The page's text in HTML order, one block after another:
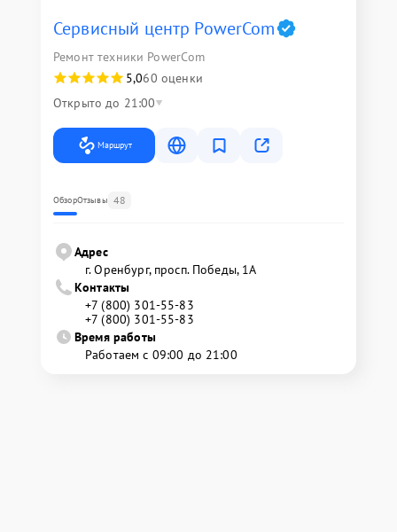
Сервисный центр PowerCom
Ремонт техники PowerCom
5,060 оценки
Открыто до 21:00
Маршрут
ОбзорОтзывы 48
Адрес
г. Оренбург, просп. Победы, 1А
Контакты
+7 (800) 301-55-83
+7 (800) 301-55-83
Время работы
Работаем с 09:00 до 21:00